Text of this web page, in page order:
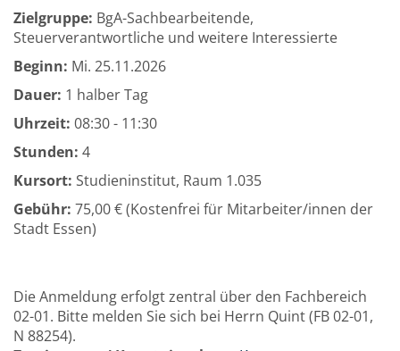
Zielgruppe: BgA-Sachbearbeitende,
Steuerverantwortliche und weitere Interessierte
Beginn: Mi. 25.11.2026
Dauer: 1 halber Tag
Uhrzeit: 08:30 - 11:30
Stunden: 4
Kursort: Studieninstitut, Raum 1.035
Gebühr: 75,00 € (Kostenfrei für Mitarbeiter/innen der
Stadt Essen)
Die Anmeldung erfolgt zentral über den Fachbereich
02-01. Bitte melden Sie sich bei Herrn Quint (FB 02-01,
N 88254).